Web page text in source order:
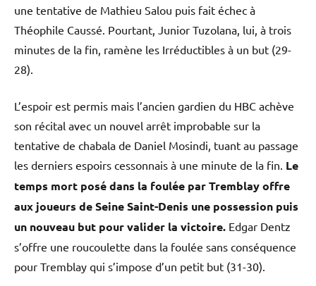
une tentative de Mathieu Salou puis fait échec à
Théophile Caussé. Pourtant, Junior Tuzolana, lui, à trois
minutes de la fin, ramène les Irréductibles à un but (29-
28).
L’espoir est permis mais l’ancien gardien du HBC achève
son récital avec un nouvel arrêt improbable sur la
tentative de chabala de Daniel Mosindi, tuant au passage
les derniers espoirs cessonnais à une minute de la fin. Le
temps mort posé dans la foulée par Tremblay offre
aux joueurs de Seine Saint-Denis une possession puis
un nouveau but pour valider la victoire. Edgar Dentz
s’offre une roucoulette dans la foulée sans conséquence
pour Tremblay qui s’impose d’un petit but (31-30).